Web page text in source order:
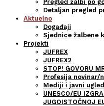
Pregled žalbi po
Detaljan pregled
Aktuelno
Događaji
Sjednice žalbene
Projekti
JUFREX
JUFREX2
STOP! GOVORU
Profesija novinar/
Mediji i javni ugled
UNESCO/EU
JUGOISTOČNOJ